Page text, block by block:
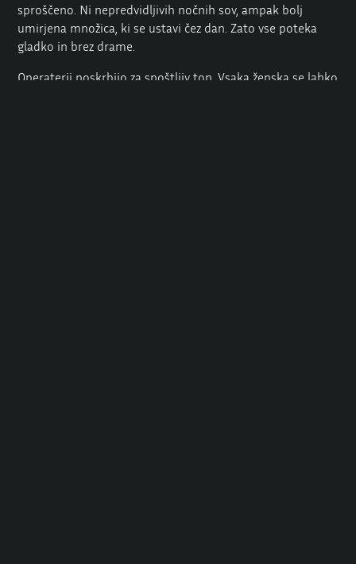
sproščeno. Ni nepredvidljivih nočnih sov, ampak bolj
umirjena množica, ki se ustavi čez dan. Zato vse poteka
gladko in brez drame.
Operaterji poskrbijo za spoštljiv ton. Vsaka ženska se lahko